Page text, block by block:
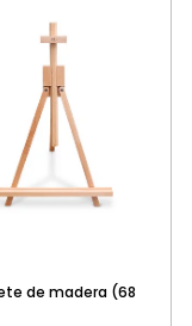
de madera (68